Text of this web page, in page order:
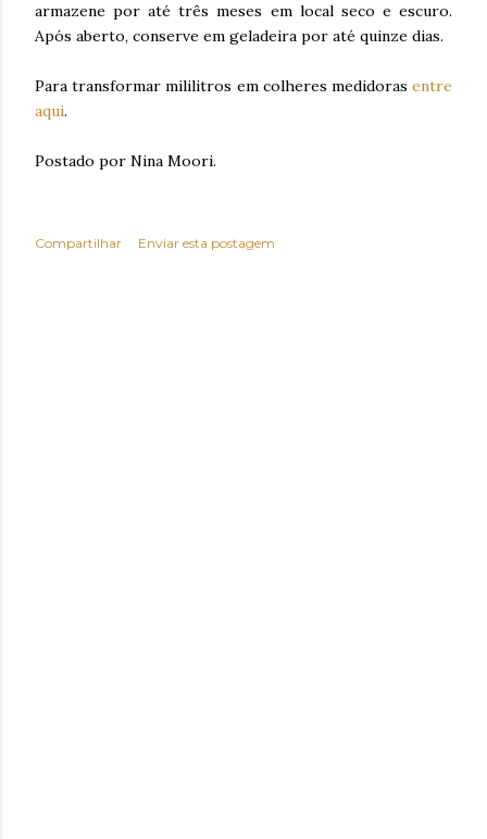
armazene por até três meses em local seco e escuro.
Após aberto, conserve em geladeira por até quinze dias.
Para transformar mililitros em colheres medidoras entre
aqui.
Postado por Nina Moori.
Compartilhar Enviar esta postagem